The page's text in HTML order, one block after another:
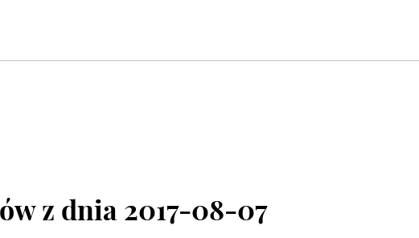
z dnia 2017-08-07